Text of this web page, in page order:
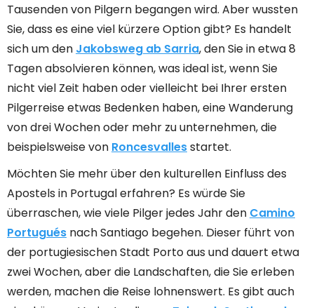
Tausenden von Pilgern begangen wird. Aber wussten
Sie, dass es eine viel kürzere Option gibt? Es handelt
sich um den Jakobsweg ab Sarria, den Sie in etwa 8
Tagen absolvieren können, was ideal ist, wenn Sie
nicht viel Zeit haben oder vielleicht bei Ihrer ersten
Pilgerreise etwas Bedenken haben, eine Wanderung
von drei Wochen oder mehr zu unternehmen, die
beispielsweise von Roncesvallesstartet.
Möchten Sie mehr über den kulturellen Einfluss des
Apostels in Portugal erfahren? Es würde Sie
überraschen, wie viele Pilger jedes Jahr den Camino
Portugués nach Santiago begehen. Dieser führt von
der portugiesischen Stadt Porto aus und dauert etwa
zwei Wochen, aber die Landschaften, die Sie erleben
werden, machen die Reise lohnenswert. Es gibt auch